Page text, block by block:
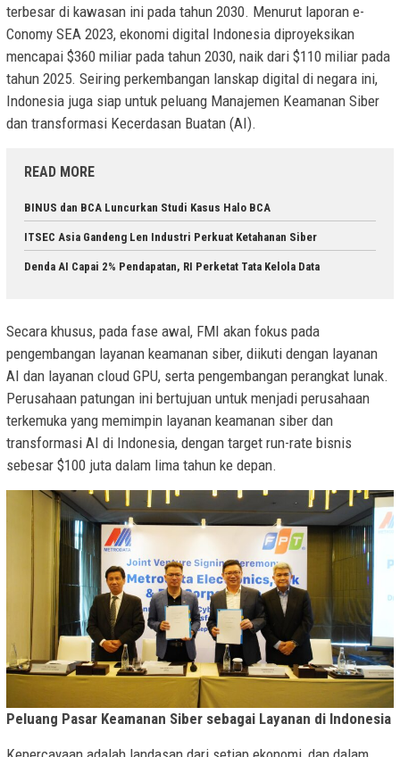
terbesar di kawasan ini pada tahun 2030. Menurut laporan e-
Conomy SEA 2023, ekonomi digital Indonesia diproyeksikan
mencapai $360 miliar pada tahun 2030, naik dari $110 miliar pada
tahun 2025. Seiring perkembangan lanskap digital di negara ini,
Indonesia juga siap untuk peluang Manajemen Keamanan Siber
dan transformasi Kecerdasan Buatan (AI).
READ MORE
BINUS dan BCA Luncurkan Studi Kasus Halo BCA
ITSEC Asia Gandeng Len Industri Perkuat Ketahanan Siber
Denda AI Capai 2% Pendapatan, RI Perketat Tata Kelola Data
Secara khusus, pada fase awal, FMI akan fokus pada
pengembangan layanan keamanan siber, diikuti dengan layanan
AI dan layanan cloud GPU, serta pengembangan perangkat lunak.
Perusahaan patungan ini bertujuan untuk menjadi perusahaan
terkemuka yang memimpin layanan keamanan siber dan
transformasi AI di Indonesia, dengan target run-rate bisnis
sebesar $100 juta dalam lima tahun ke depan.
Peluang Pasar Keamanan Siber sebagai Layanan di Indonesia